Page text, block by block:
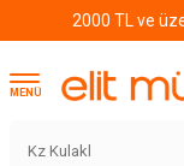
2000 TL ve
MENÜ